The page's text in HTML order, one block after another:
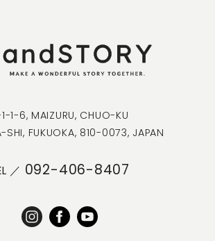
1-6, MAIZURU, CHUO-KU
SHI, FUKUOKA, 810-0073, JAPAN
／ 092-406-8407